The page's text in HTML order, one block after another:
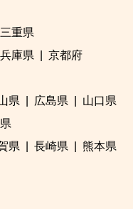
三重県
兵庫県
京都府
県 広島県
山口県
県 長崎県
熊本県